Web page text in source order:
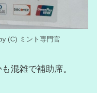
(C) ミント専門官
混雑で補助席。